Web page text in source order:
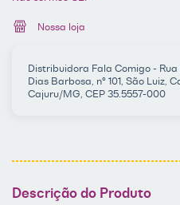
Nossa loja
Distribuidora Fala Comigo -
Dias Barbosa, nº 101, São Luiz,
Cajuru/MG, CEP 35.5557-000
Descrição do Produto